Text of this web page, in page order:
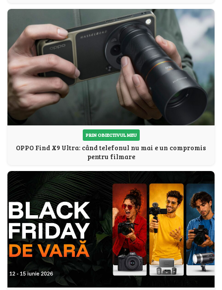
PRIN OBIECTIVUL MEU
OPPO Find X9 Ultra: când telefonul nu mai e un compromis
pentru filmare